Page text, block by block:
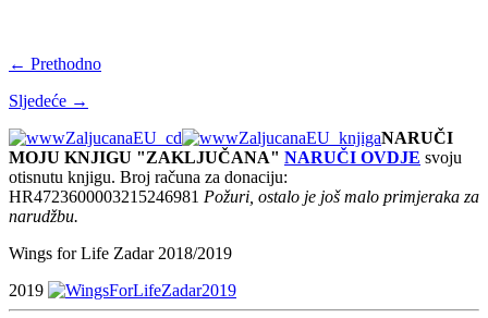
← Prethodno
Sljedeće →
NARUČI
MOJU KNJIGU "ZAKLJUČANA" NARUČI OVDJE svoju
otisnutu knjigu. Broj računa za donaciju:
HR4723600003215246981 Požuri, ostalo je još malo primjeraka za
narudžbu.
Wings for Life Zadar 2018/2019
2019